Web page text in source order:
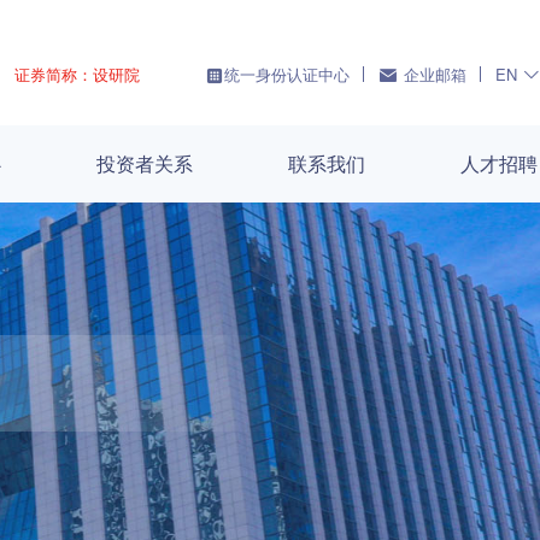
统一身份认证中心 企业邮箱 EN
证券简称：设研院
投资者关系 联系我们 人才招聘